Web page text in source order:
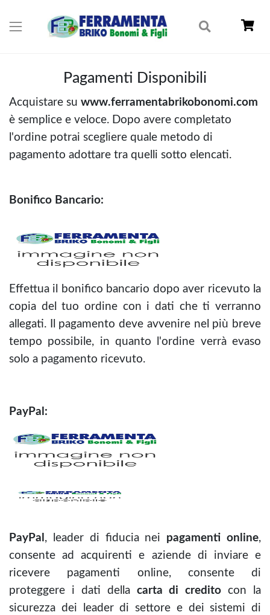
Pagamenti Disponibili
Acquistare su www.ferramentabrikobonomi.com
è semplice e veloce. Dopo avere completato
l'ordine potrai scegliere quale metodo di
pagamento adottare tra quelli sotto elencati.
Bonifico Bancario:
Effettua il bonifico bancario dopo aver ricevuto la
copia del tuo ordine con i dati che ti verranno
allegati. Il pagamento deve avvenire nel più breve
tempo possibile, in quanto l'ordine verrà evaso
solo a pagamento ricevuto.
PayPal:
PayPal , leader di fiducia nei pagamenti online,
consente ad acquirenti e aziende di inviare e
ricevere pagamenti online, consente di
proteggere i dati della carta di credito con la
sicurezza dei leader di settore e dei sistemi di